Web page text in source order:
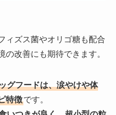
ィズス菌やオリゴ糖も配合
の改善にも期待できます。
グフードは、涙やけや体
特徴です。